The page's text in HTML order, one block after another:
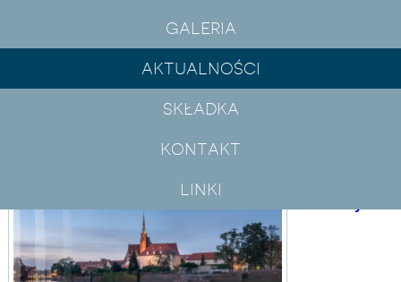
galeria
aktualności
składka
kontakt
linki
towarzystwa termologicznego, 6-
8.09.2024, wrocław